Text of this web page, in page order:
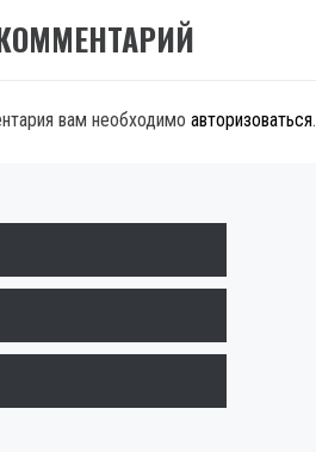
вам необходимо авторизоваться.